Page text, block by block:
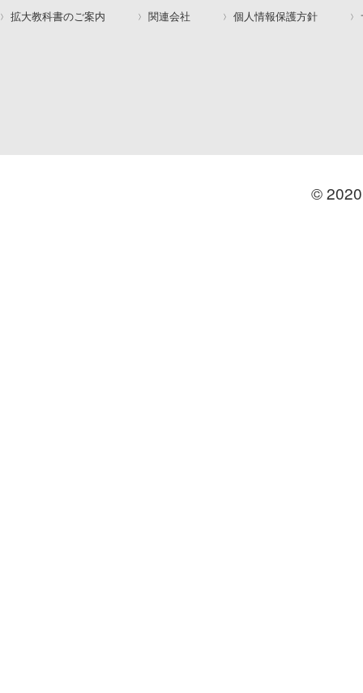
拡大教科書のご案内 関連会社 個人情報保護方針
©